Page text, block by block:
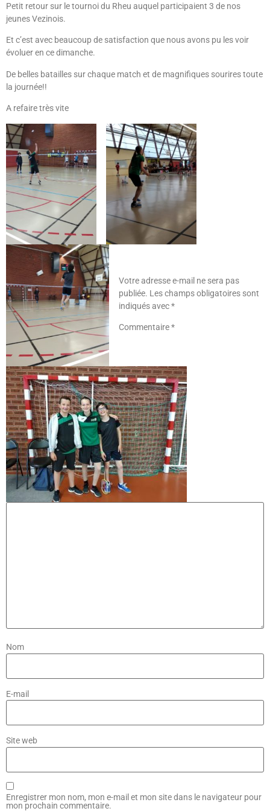
Petit retour sur le tournoi du Rheu auquel participaient 3 de nos
jeunes Vezinois.
Et c’est avec beaucoup de satisfaction que nous avons pu les voir
évoluer en ce dimanche.
De belles batailles sur chaque match et de magnifiques sourires toute
la journée!!
A refaire très vite
Commentaire
Votre adresse e-mail ne sera pas
publiée. Les champs obligatoires sont
indiqués avec*
Commentaire*
Nom
E-mail
Site web
Enregistrer mon nom, mon e-mail et mon site dans le navigateur pour
mon prochain commentaire.